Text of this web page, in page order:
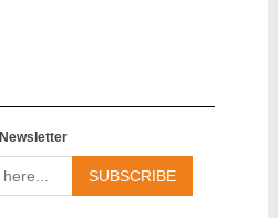
Newsletter
your
email